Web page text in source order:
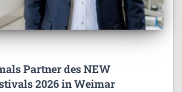
Partner des NEW
2026 in Weimar